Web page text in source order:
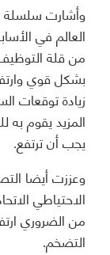
وأشارت سلسلة
العالم في
من قلة
بشكل قوي
زيادة توقعات
المزيد يقوم به
يجب أن ترتفع.
وعززت أيضا
الاحتياطي
من الضروري
التضخم.